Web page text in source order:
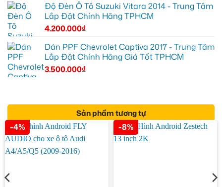
Độ Đèn Ô Tô Suzuki Vitara 2014 - Trung Tâm
Lắp Đặt Chính Hãng TPHCM
4.200.000₫
Dán PPF Chevrolet Captiva 2017 - Trung Tâm
Lắp Đặt Chính Hãng Giá Tốt TPHCM
3.500.000₫
Sản phẩm tương tự
-4% -8%